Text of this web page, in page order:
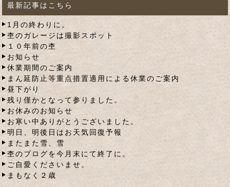
最新記事はこちら
1月の終わりに。
杢のガレージは撮影スポット
１０年前の杢
お知らせ
休業期間のご案内
まん延防止等重点措置適用による休業のご案内
昼下がり
残り僅かとなって参りました。
お休みのお知らせ
お寒い中ありがとうございました。
明日、明後日はお天気回復予報
またまた雪、雪
杢のブログを今月末にて終了に。
ご自愛くださいませ。
まもなく２歳